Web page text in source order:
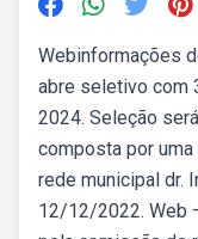
Webinformações
abre seletivo com
2024. Seleção
composta por
rede municipal dr.
12/12/2022. Web